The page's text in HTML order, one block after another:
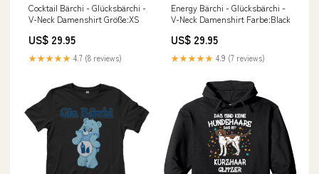
Cocktail Bärchi - Glücksbärchi -
V-Neck Damenshirt Größe:XS
US$ 29.95
★★★★★ 4.7 (8 reviews)
Energy Bärchi - Glücksbärchi -
V-Neck Damenshirt Farbe:Black
US$ 29.95
★★★★★ 4.9 (7 reviews)